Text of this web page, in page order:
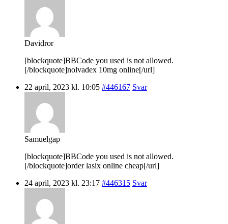
Davidror
[blockquote]BBCode you used is not allowed.
[/blockquote]nolvadex 10mg online[/url]
22 april, 2023 kl. 10:05 #446167 Svar
Samuelgap
[blockquote]BBCode you used is not allowed.
[/blockquote]order lasix online cheap[/url]
24 april, 2023 kl. 23:17 #446315 Svar